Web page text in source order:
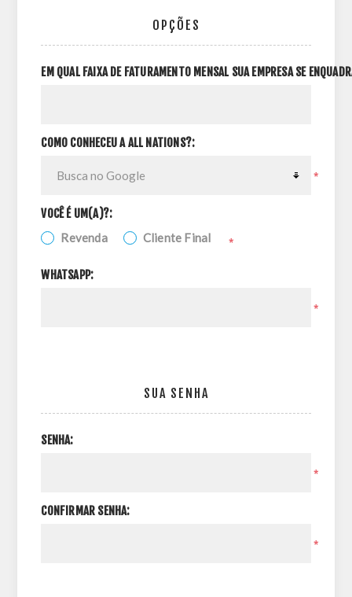
OPÇÕES
EM QUAL FAIXA DE FATURAMENTO MENSAL SUA EMPRESA SE
COMO CONHECEU A ALL NATIONS?:
*
VOCÊ É UM(A)?:
Revenda Cliente Final *
WHATSAPP:
*
SUA SENHA
SENHA:
*
CONFIRMAR SENHA:
*